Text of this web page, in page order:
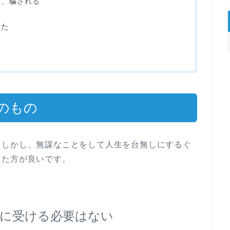
もの
かし、無謀なことをして人生を台無しにするぐ
方が良いです。
受ける必要はない